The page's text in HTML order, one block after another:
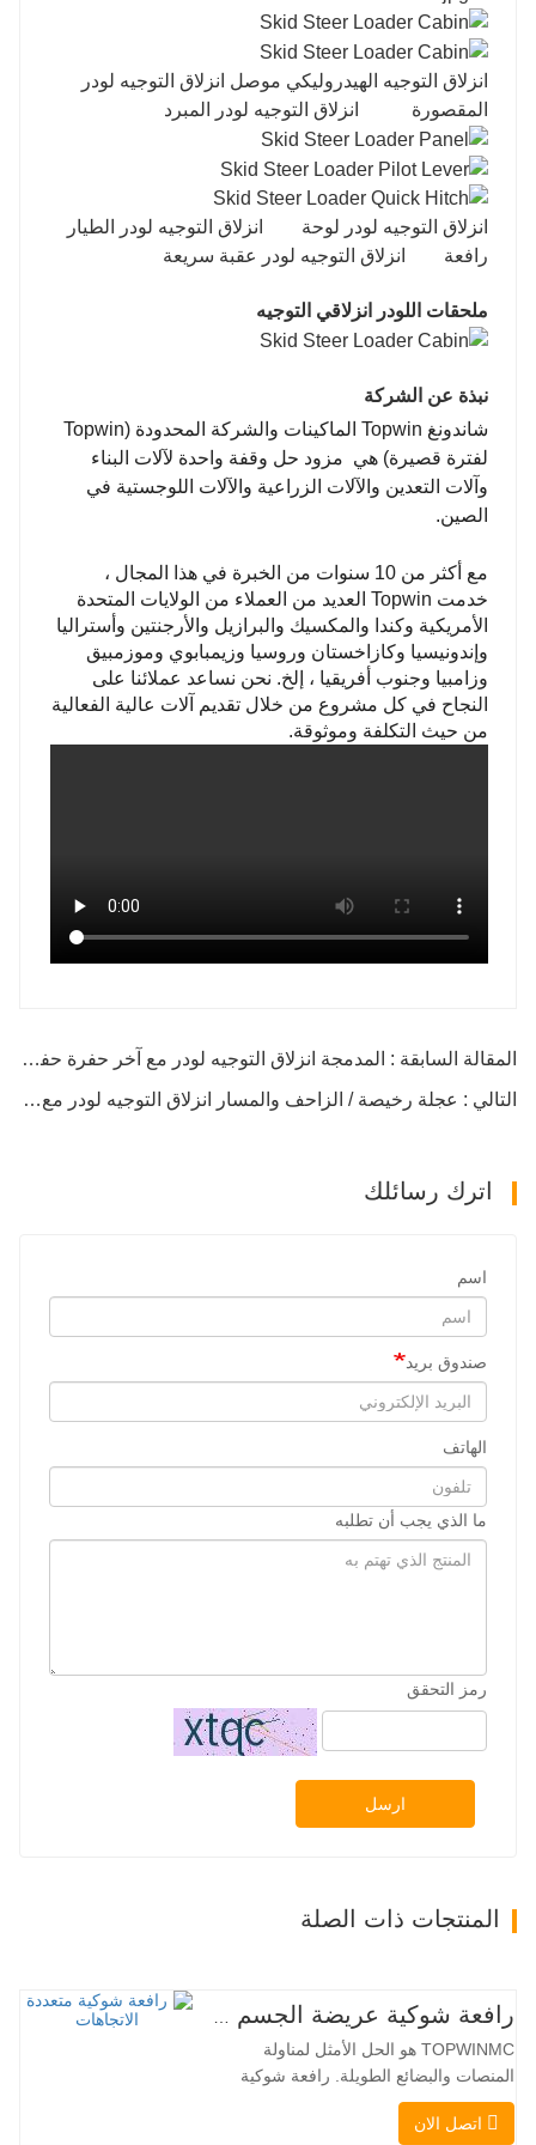
انزلاق التوجيه الهيدروليكي موصل انزلاق التوجيه لودر
المقصورة انزلاق التوجيه لودر المبرد
انزلاق التوجيه لودر لوحة انزلاق التوجيه لودر الطيار
رافعة انزلاق التوجيه لودر عقبة سريعة
ملحقات اللودر انزلاقي التوجيه
نبذة عن الشركة
شاندونغ Topwin الماكينات والشركة المحدودة (Topwin
لفترة قصيرة) هي مزود حل وقفة واحدة لآلات البناء
وآلات التعدين والآلات الزراعية والآلات اللوجستية في
الصين.
مع أكثر من 10 سنوات من الخبرة في هذا المجال ،
خدمت Topwin العديد من العملاء من الولايات المتحدة
الأمريكية وكندا والمكسيك والبرازيل والأرجنتين وأستراليا
وإندونيسيا وكازاخستان وروسيا وزيمبابوي وموزمبيق
وزامبيا وجنوب أفريقيا ، إلخ. نحن نساعد عملائنا على
النجاح في كل مشروع من خلال تقديم آلات عالية الفعالية
من حيث التكلفة وموثوقة.
المقالة السابقة : المدمجة انزلاق التوجيه لودر مع آخر حفرة حفار والمحراث الخلفي للبيع
التالي : عجلة رخيصة / الزاحف والمسار انزلاق التوجيه لودر مع مرفق المحراث الخلفي
اترك رسائلك
اسم
صندوق بريد
الهاتف
ما الذي يجب أن تطلبه
رمز التحقق
ارسل
المنتجات ذات الصلة
TOPWINMC هو الحل الأمثل لمناولة
المنصات والبضائع الطويلة. رافعة شوكية
ثنائية الاستخدام، تجمع بين مزايا الرافعة
الشوكية والرافعة الجانبية. محركها الكهربائي
اتصل الان